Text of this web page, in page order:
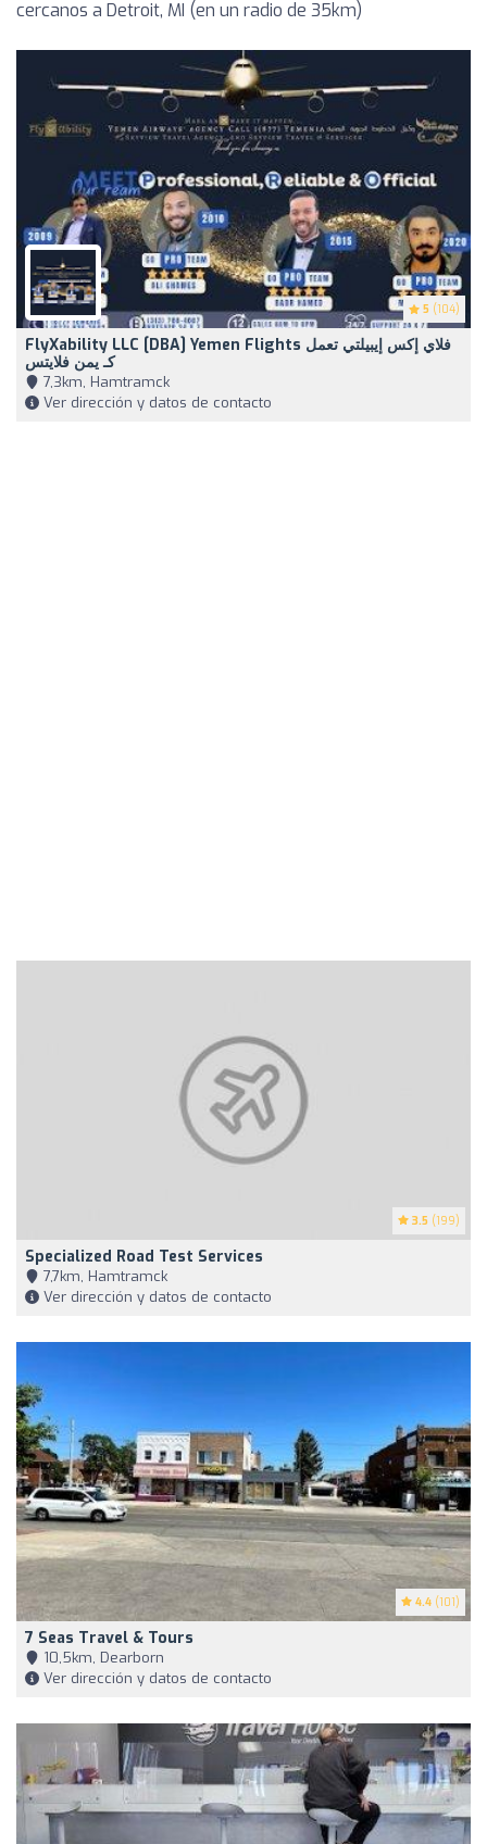
cercanos a Detroit, MI (en un radio de 35km)
5 (104)
FlyXability LLC [DBA] Yemen Flights فلاي إكس إيبيلتي تعمل
كـ يمن فلايتس
7,3km, Hamtramck
Ver dirección y datos de contacto
3.5 (199)
Specialized Road Test Services
7,7km, Hamtramck
Ver dirección y datos de contacto
4.4 (101)
7 Seas Travel & Tours
10,5km, Dearborn
Ver dirección y datos de contacto